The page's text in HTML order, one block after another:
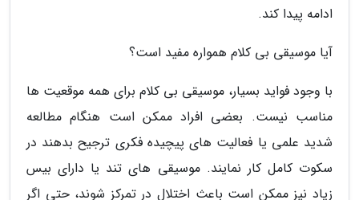
ادامه پیدا کند.
آیا موسیقی بی کلام همواره مفید است؟
با وجود فواید بسیار، موسیقی بی کلام برای همه موقعیت ها
مناسب نیست. بعضی افراد ممکن است هنگام مطالعه
شدید علمی یا فعالیت های پیچیده فکری ترجیح بدهند در
سکوت کامل کار نمایند. موسیقی های تند یا دارای بیس
زیاد نیز ممکن است باعث اختلال در تمرکز شوند، حتی اگر